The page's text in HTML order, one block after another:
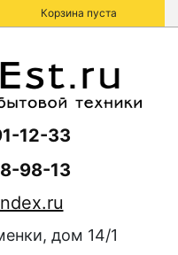
Корзина пуста
12-33
98-13
дом 14/1